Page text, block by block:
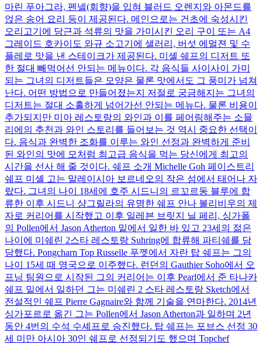
마린 푸아그라, 펜넬(회향)을 입혀 블러드 오렌지와 아몬드를
얹은 송어 요리 등이 제공된다. 메인으로는 건초에 숙성시킨
오리고기에 당근과 석류의 맛을 가미시킨 오리 구이 또는 A4
그레이드 호카이도 와규 소고기에 샐러리, 버섯 에멀젼 및 수
플레로 맛을 낸 스테이크가 제공된다. 미셸 쉐프의 디저트 또
한 절대 빼먹어선 안되는 메뉴이다. 각 음식들 사이사이 가미
되는 그녀의 디저트들은 모양은 물론 맛에서도 그 풍미가 넘쳐
난다. 어떤 방법으로 만들어졌는지 저절로 궁금해지는 그녀의
디저트는 절대 소홀하게 넘어가선 안되는 메뉴다. 물론 비용이
추가되지만 미아 레스토랑의 와인과 이를 페어링해주는 소믈
리에의 추천과 와인 스토리를 들어보는 것 역시 중요한 선택이
다. 음식과 완벽한 조화를 이루는 와인 선정과 완벽하게 준비
된 와인의 맛에 모처럼 최고급 음식을 먹는 당신에게 최고의
시간을 선사 해 줄 것이다. 쉐프 소개 Michelle Goh 페이스트리
쉐프 미셸 고는 말레이시아 보르네오의 작은 섬에서 태어나 자
랐다. 그녀의 나이 18세에 호주 시드니의 르꼬르동 블루에 합
류한 이후 시드니 샹그릴라의 유명한 쉐프 안나 볼리비우의 제
자로 커리어를 시작했고 이후 일레븐 브릿지 닐 페리, 싱가폴
의 Pollen에서 Jason Atherton 밑에서 일한 바 있고 23세의 젊은
나이에 미쉐린 2스타 레스토랑 Suhring에 합류해 파티쉐를 담
당했다. Pongcharn Top Russelle 푸껫에서 자란 탑 쉐프는 그의
나이 15세 때 영국으로 이주했다. 런던의 Gauthier Soho에서 오
프닝 팀원으로 시작된 그의 커리어는 이후 Pearl에서 준 타나카
쉐프 밑에서 일하던 그는 미쉐린 2 스타 레스토랑 Sketch에서
전설적인 쉐프 Pierre Gagnaire와 함께 기술을 연마한다. 2014년
싱가포르로 옮긴 그는 Pollen에서 Jason Atherton과 일하며 2년
동안 4번의 수석 수셰프로 승진했다. 탑 쉐프는 포브스 선정 30
세 미만 아시아 30인 쉐프로 선정되기도 했으며 Topchef